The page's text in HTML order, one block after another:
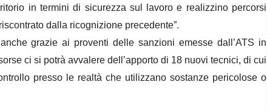
in termini di sicurezza sul lavoro e realizzino percorsi
dalla ricognizione precedente”.
grazie ai proventi delle sanzioni emesse dall’ATS in
ci si potrà avvalere dell’apporto di 18 nuovi tecnici, di cui
presso le realtà che utilizzano sostanze pericolose o